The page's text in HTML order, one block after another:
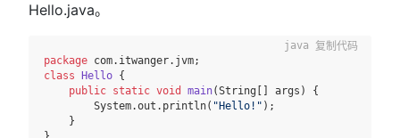
Hello.java。
package
class
Hello {
public static void main(String[] args)
{
        System.out.println(
"Hello!" );
    }
复制代码